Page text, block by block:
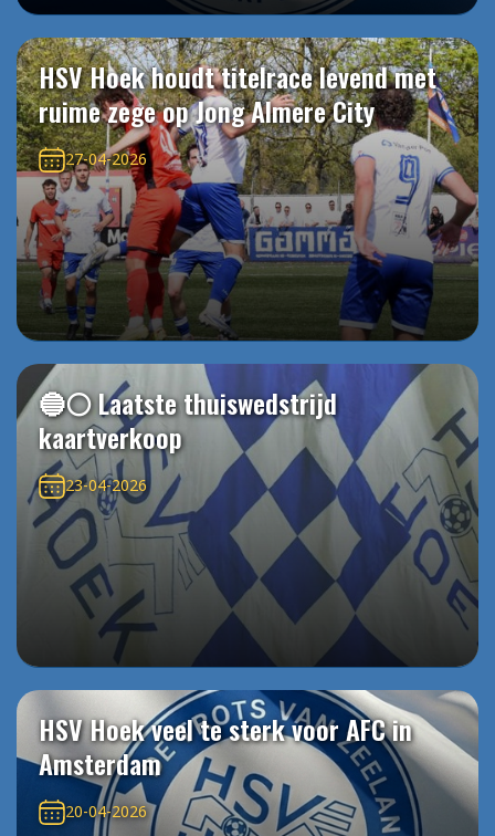
HSV Hoek houdt titelrace levend met
ruime zege op Jong Almere City
27-04-2026
🔵⚪️ Laatste thuiswedstrijd
kaartverkoop
23-04-2026
HSV Hoek veel te sterk voor AFC in
Amsterdam
20-04-2026